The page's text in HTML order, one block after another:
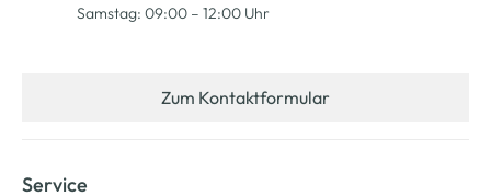
Samstag: 09:00 – 12:00 Uhr
Zum Kontaktformular
Service